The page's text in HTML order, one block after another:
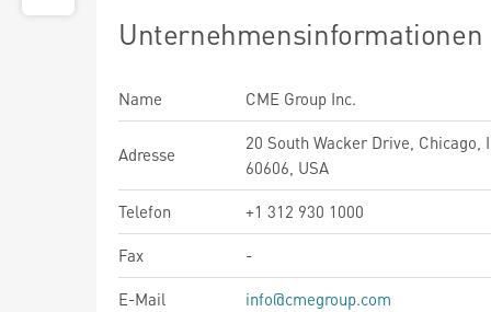
Unternehmensinformationen
Name CME Group Inc.
Adresse
20 South Wacker Drive, Chicago,
60606, USA
Telefon
+1 312 930 1000
Fax
-
E-Mail
info@cmegroup.com